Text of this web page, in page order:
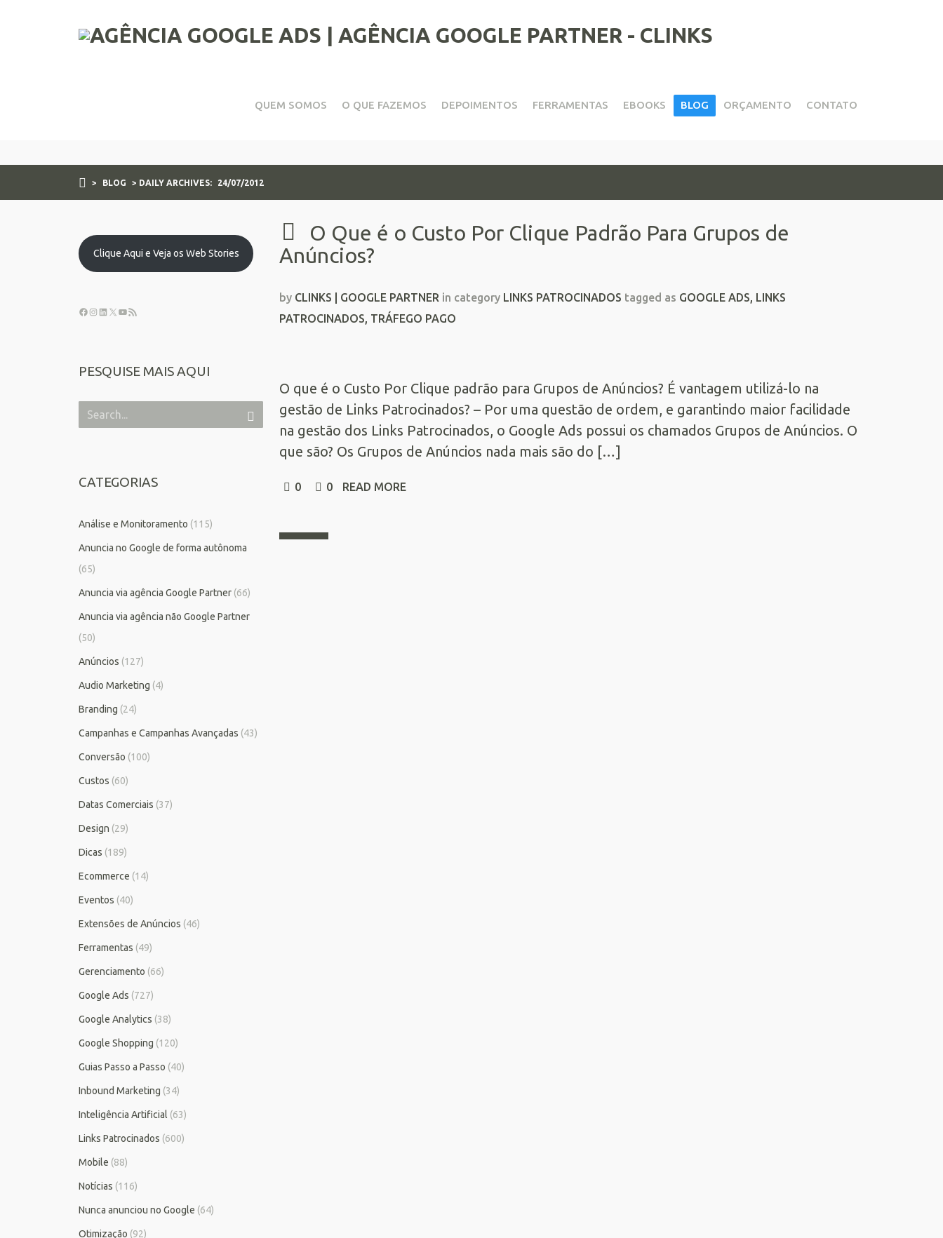
QUEM SOMOS O QUE FAZEMOS DEPOIMENTOS FERRAMENTAS EBOOKS BLOG ORÇAMENTO CONTATO
24/07/2012
> BLOG > DAILY ARCHIVES: 24/07/2012
O Que é o Custo Por Clique Padrão Para Grupos de
Anúncios?
by CLINKS | GOOGLE PARTNER in category LINKS PATROCINADOS tagged as GOOGLE ADS, LINKS
PATROCINADOS, TRÁFEGO PAGO
O que é o Custo Por Clique padrão para Grupos de Anúncios? É vantagem utilizá-lo na
gestão de Links Patrocinados? – Por uma questão de ordem, e garantindo maior facilidade
na gestão dos Links Patrocinados, o Google Ads possui os chamados Grupos de Anúncios. O
que são? Os Grupos de Anúncios nada mais são do […]
0 0 READ MORE
Clique Aqui e Veja os Web Stories
PESQUISE MAIS AQUI
CATEGORIAS
Análise e Monitoramento (115)
Anuncia no Google de forma autônoma
(65)
Anuncia via agência Google Partner (66)
Anuncia via agência não Google Partner
(50)
Anúncios (127)
Audio Marketing (4)
Branding (24)
Campanhas e Campanhas Avançadas (43)
Conversão (100)
Custos (60)
Datas Comerciais (37)
Design (29)
Dicas (189)
Ecommerce (14)
Eventos (40)
Extensões de Anúncios (46)
Ferramentas (49)
Gerenciamento (66)
Google Ads (727)
Google Analytics (38)
Google Shopping (120)
Guias Passo a Passo (40)
Inbound Marketing (34)
Inteligência Artificial (63)
Links Patrocinados (600)
Mobile (88)
Notícias (116)
Nunca anunciou no Google (64)
Otimização (92)